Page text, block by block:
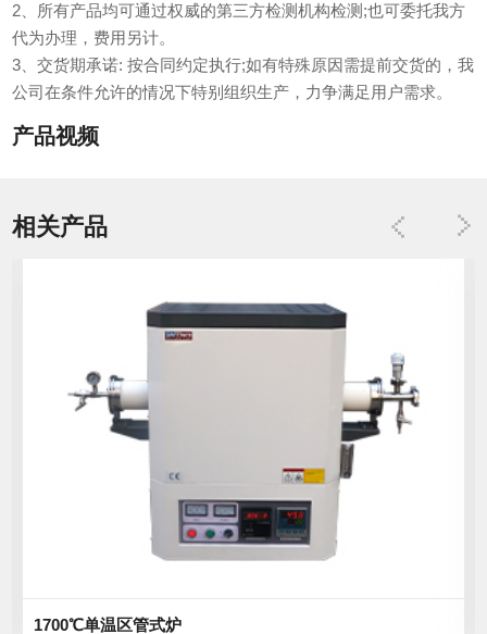
2、所有产品均可通过权威的第三方检测机构检测;也可委托我方
代为办理，费用另计。
3、交货期承诺: 按合同约定执行;如有特殊原因需提前交货的，我
公司在条件允许的情况下特别组织生产，力争满足用户需求。
产品视频
相关产品
1700℃单温区管式炉